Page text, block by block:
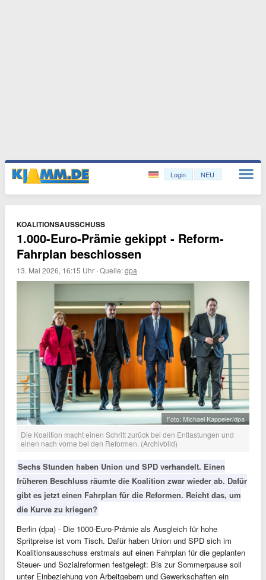
Login NEU
KOALITIONSAUSSCHUSS
1.000-Euro-Prämie gekippt - Reform-
Fahrplan beschlossen
13. Mai 2026, 16:15 Uhr ·Quelle:dpa
Foto: Michael Kappeler/dpa
Die Koalition macht einen Schritt zurück bei den Entlastungen und
einen nach vorne bei den Reformen. (Archivbild)
Sechs Stunden haben Union und SPD verhandelt. Einen
früheren Beschluss räumte die Koalition zwar wieder ab. Dafür
gibt es jetzt einen Fahrplan für die Reformen. Reicht das, um
die Kurve zu kriegen?
Berlin (dpa) - Die 1000-Euro-Prämie als Ausgleich für hohe
Spritpreise ist vom Tisch. Dafür haben Union und SPD sich im
Koalitionsausschuss erstmals auf einen Fahrplan für die geplanten
Steuer- und Sozialreformen festgelegt: Bis zur Sommerpause soll
unter Einbeziehung von Arbeitgebern und Gewerkschaften ein